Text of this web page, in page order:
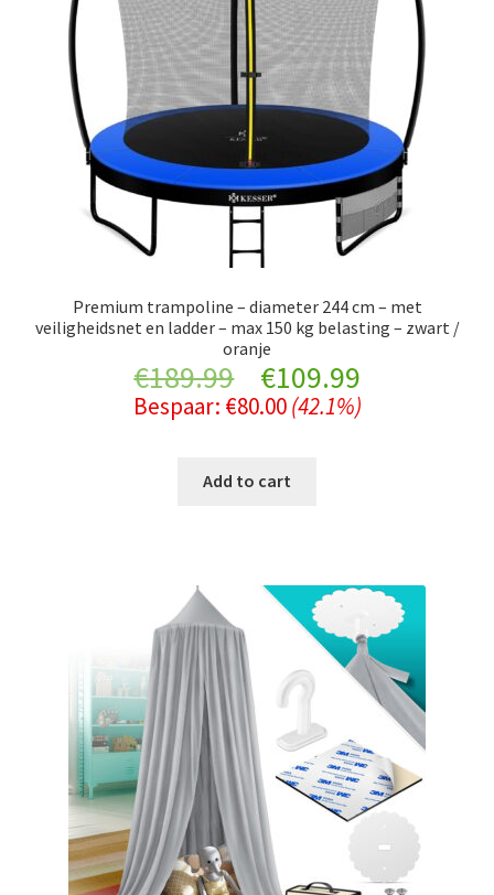
Premium trampoline – diameter 244 cm – met
veiligheidsnet en ladder – max 150 kg belasting – zwart /
oranje
€189.99
Original
price
was:
€109.99Current
price
Bespaar: €80.00 (42.1%)
Add to cart